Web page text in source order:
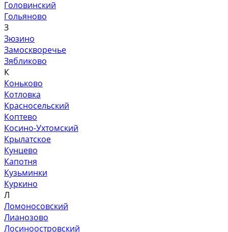
Головинский
Гольяново
З
Зюзино
Замоскворечье
Зябликово
К
Коньково
Котловка
Красносельский
Коптево
Косино-Ухтомский
Крылатское
Кунцево
Капотня
Кузьминки
Куркино
Л
Ломоносовский
Лианозово
Лосиноостровский